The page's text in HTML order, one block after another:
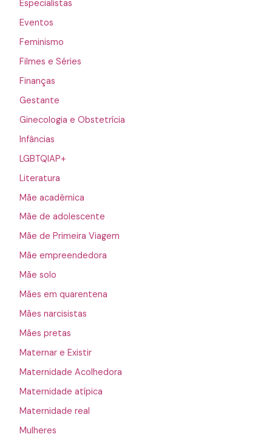
Especialistas
Eventos
Feminismo
Filmes e Séries
Finanças
Gestante
Ginecologia e Obstetrícia
Infâncias
LGBTQIAP+
Literatura
Mãe acadêmica
Mãe de adolescente
Mãe de Primeira Viagem
Mãe empreendedora
Mãe solo
Mães em quarentena
Mães narcisistas
Mães pretas
Maternar e Existir
Maternidade Acolhedora
Maternidade atípica
Maternidade real
Mulheres